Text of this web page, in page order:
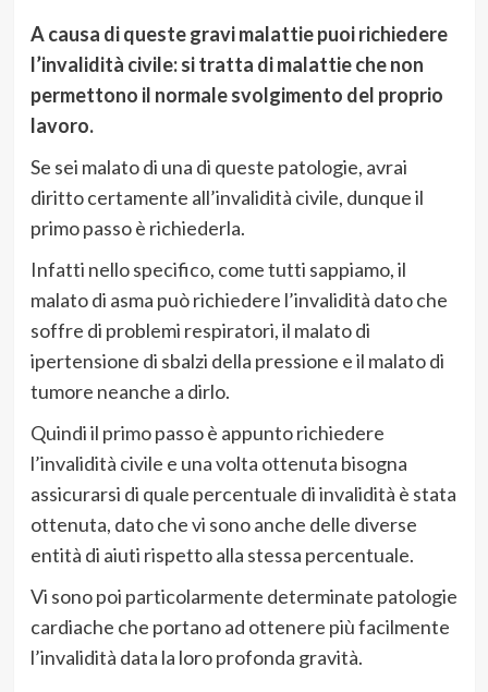
A causa di queste gravi malattie puoi richiedere
l’invalidità civile: si tratta di malattie che non
permettono il normale svolgimento del proprio
lavoro.
Se sei malato di una di queste patologie, avrai
diritto certamente all’invalidità civile, dunque il
primo passo è richiederla.
Infatti nello specifico, come tutti sappiamo, il
malato di asma può richiedere l’invalidità dato che
soffre di problemi respiratori, il malato di
ipertensione di sbalzi della pressione e il malato di
tumore neanche a dirlo.
Quindi il primo passo è appunto richiedere
l’invalidità civile e una volta ottenuta bisogna
assicurarsi di quale percentuale di invalidità è stata
ottenuta, dato che vi sono anche delle diverse
entità di aiuti rispetto alla stessa percentuale.
Vi sono poi particolarmente determinate patologie
cardiache che portano ad ottenere più facilmente
l’invalidità data la loro profonda gravità.